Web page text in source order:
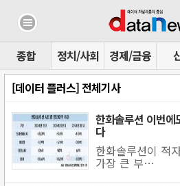
종합 정치/사회 경제/금융
[데이터 플러스] 전체기사
한화솔루션 이번에
다
한화솔루션이 적
가장 큰 부…